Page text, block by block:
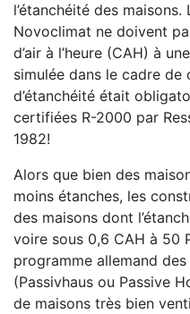
l’étanchéité des
Novoclimat ne doivent
d’air à l’heure (CAH) à
simulée dans le cadre de
d’étanchéité était
certifiées R-2000 par
1982!
Alors que bien des
moins étanches, les
des maisons dont
voire sous 0,6 CAH à 50
programme allemand
(Passivhaus ou Passive
de maisons très bien